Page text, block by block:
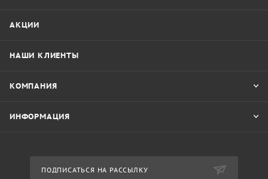
АКЦИИ
НАШИ КЛИЕНТЫ
КОМПАНИЯ
ИНФОРМАЦИЯ
ПОДПИСАТЬСЯ НА РАССЫЛКУ